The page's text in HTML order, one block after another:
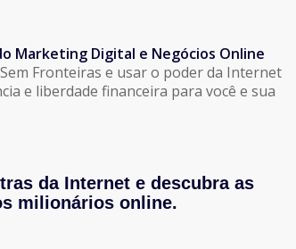
Marketing Digital e Negócios Online
Fronteiras e usar o poder da Internet
e liberdade financeira para você e sua
da Internet e descubra as
milionários online.